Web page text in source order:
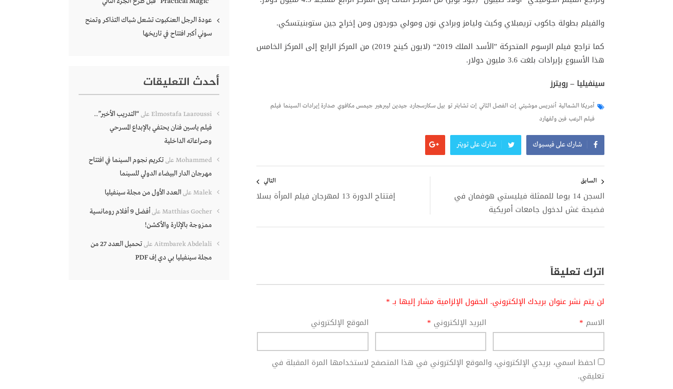
والفيلم بطولة جاكوب تريمبلاي وكيث وليامز وبرادي نون ومولي جوردون ومن إخراج جين ستوبنيتسكي.
كما تراجع فيلم الرسوم المتحركة ”الأسد الملك 2019“ (لايون كينج 2019) من المركز الرابع إلى المركز الخامس
هذا الأسبوع بإيرادات بلغت 3.6 مليون دولار.
سينفيليا – رويترز
أمريكا الشمالية أندريس موشيتي إت الفصل الثاني إت تشابتر تو بيل سكارسجارد جيدين ليبرهير جيمس مكافوي صدارة إيرادات السينما فيلم
فيلم الرعب فين ولفهارد
شارك على فيسبوك شارك على تويتر
المقالات
السابق
السجن 14 يوما للممثلة فيليستي هوفمان في
فضيحة غش لدخول جامعات أمريكية
التالي
إفتتاح الدورة 13 لمهرجان فيلم المرأة بسلا
اترك تعليقاً
لن يتم نشر عنوان بريدك الإلكتروني. الحقول الإلزامية مشار إليها بـ*
الاسم * البريد الإلكتروني * الموقع الإلكتروني
احفظ اسمي، بريدي الإلكتروني، والموقع الإلكتروني في هذا المتصفح لاستخدامها المرة المقبلة في
تعليقي.
عودة الرجل العنكبوت تشعل شباك التذاكر وتمنح
سوني أكبر افتتاح في تاريخها
أحدث التعليقات
Elmostafa Laaroussi على“التدريب الأخير”..
فيلم ياسين فنان يحتفي بالإبداع المسرحي
وصراعاته الداخلية
Mohammed علىتكريم نجوم السينما في افتتاح
مهرجان الدار البيضاء الدولي للسينما
Malek علىالعدد الأول من مجلة سينفيليا
Matthias Gocher على
أفضل 9 أفلام رومانسية
ممزوجة بالإثارة والأكشن!
Aitmbarek Abdelali على
تحميل العدد 27 من
مجلة سينفيليا بي دي إف PDF